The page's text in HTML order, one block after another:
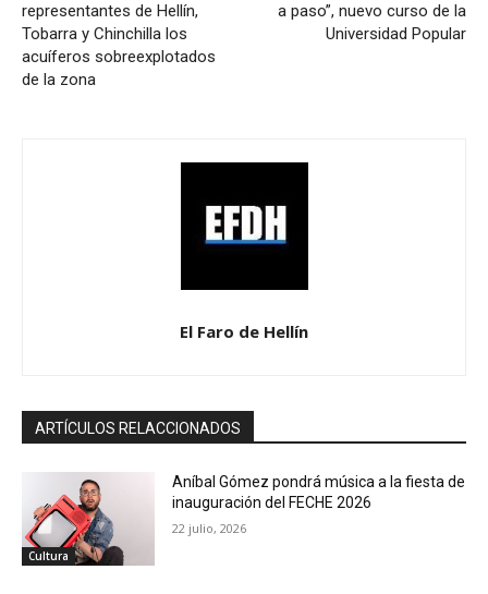
representantes de Hellín,
Tobarra y Chinchilla los
acuíferos sobreexplotados
de la zona
a paso”, nuevo curso de la
Universidad Popular
El Faro de Hellín
ARTÍCULOS RELACCIONADOS
Cultura
Aníbal Gómez pondrá música a la fiesta de
inauguración del FECHE 2026
22 julio, 2026